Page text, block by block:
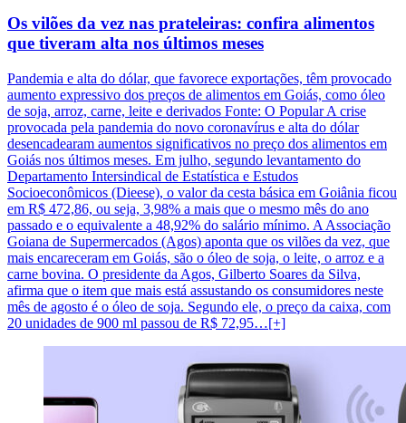
Os vilões da vez nas prateleiras: confira alimentos
que tiveram alta nos últimos meses
Pandemia e alta do dólar, que favorece exportações, têm provocado
aumento expressivo dos preços de alimentos em Goiás, como óleo
de soja, arroz, carne, leite e derivados Fonte: O Popular A crise
provocada pela pandemia do novo coronavírus e alta do dólar
desencadearam aumentos significativos no preço dos alimentos em
Goiás nos últimos meses. Em julho, segundo levantamento do
Departamento Intersindical de Estatística e Estudos
Socioeconômicos (Dieese), o valor da cesta básica em Goiânia ficou
em R$ 472,86, ou seja, 3,98% a mais que o mesmo mês do ano
passado e o equivalente a 48,92% do salário mínimo. A Associação
Goiana de Supermercados (Agos) aponta que os vilões da vez, que
mais encareceram em Goiás, são o óleo de soja, o leite, o arroz e a
carne bovina. O presidente da Agos, Gilberto Soares da Silva,
afirma que o item que mais está assustando os consumidores neste
mês de agosto é o óleo de soja. Segundo ele, o preço da caixa, com
20 unidades de 900 ml passou de R$ 72,95…[+]